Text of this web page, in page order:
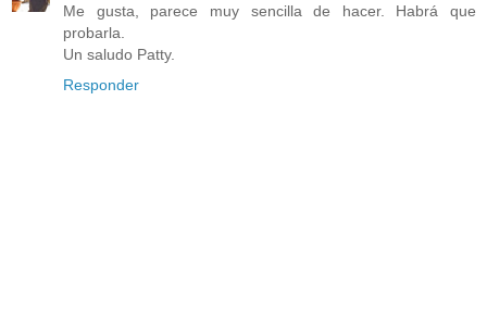
Me gusta, parece muy sencilla de hacer. Habrá que
probarla.
Un saludo Patty.
Responder